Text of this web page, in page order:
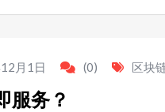
月1日 (0) 区块
服务？